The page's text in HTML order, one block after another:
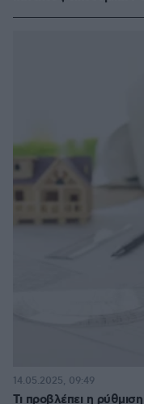
Τι προβλέπει η
14.05.2025, 09:49